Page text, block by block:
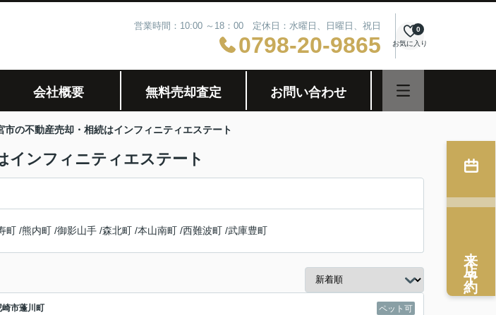
営業時間：10:00 ～18：00 定休日：水曜日、日曜日、祝日
0798-20-9865 お気に入り
0
会社概要 無料売却査定 お問い合わせ
の不動産売却・相続はインフィニティエステート
インフィニティエステート
町 /熊内町 /御影山手 /森北町 /本山南町 /西難波町 /武庫豊町
ペット可
崎市蓬川町
来店予約